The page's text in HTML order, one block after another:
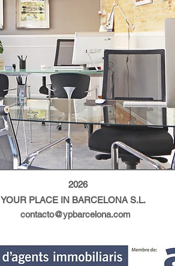
2026
YOUR PLACE IN BARCELONA S.L.
contacto@ypbarcelona.com